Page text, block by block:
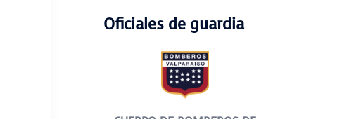
Oficiales de guardia